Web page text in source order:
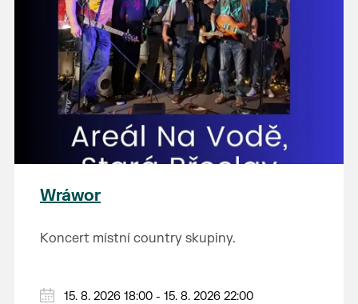
Wráwor
Koncert místní country skupiny.
15. 8. 2026 18:00 - 15. 8. 2026 22:00